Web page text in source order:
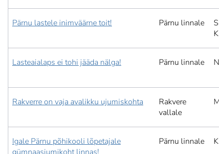
Pärnu lastele inimväärne toit! Pärnu linnale
Lasteaialaps ei tohi jääda nälga! Pärnu linnale
Rakverre on vaja avalikku ujumiskohta
Rakvere
vallale
Igale Pärnu põhikooli lõpetajale
Pärnu linnale